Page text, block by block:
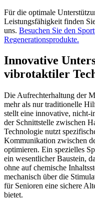
Für die optimale
Leistungsfähigkeit finden
uns. Besuchen Sie den
Regenerationsprodukte.
Innovative
vibrotaktiler
Die Aufrechterhaltung der
mehr als nur traditionelle
stellt eine innovative, nicht-
der Schnittstelle zwischen
Technologie nutzt
Kommunikation zwischen
optimieren. Ein spezielles
ein wesentlicher Baustein,
ohne auf chemische
mechanisch über die
für Senioren eine sichere
bietet.